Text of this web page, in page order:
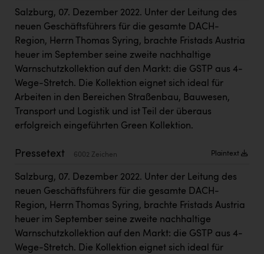
KIWI Kinderwunsch Institut Dr. Loimer
KLIPP Frisör
Kleider Bauer
Kremsmüller Anlagenbau GmbH
Maximarkt
Oldtimer Raststationen und Motorhotels
Passage Linz
PEZ
REMAX
Salzburg, 07. Dezember 2022. Unter der Leitung des
neuen Geschäftsführers für die gesamte DACH-
Region, Herrn Thomas Syring, brachte Fristads Austria
heuer im September seine zweite nachhaltige
Warnschutzkollektion auf den Markt: die GSTP aus 4-
Wege-Stretch. Die Kollektion eignet sich ideal für
Arbeiten in den Bereichen Straßenbau, Bauwesen,
Transport und Logistik und ist Teil der überaus
erfolgreich eingeführten Green Kollektion.
Pressetext 6002 Zeichen Plaintext
Salzburg, 07. Dezember 2022. Unter der Leitung des
neuen Geschäftsführers für die gesamte DACH-
Region, Herrn Thomas Syring, brachte Fristads Austria
heuer im September seine zweite nachhaltige
Warnschutzkollektion auf den Markt: die GSTP aus 4-
Wege-Stretch. Die Kollektion eignet sich ideal für